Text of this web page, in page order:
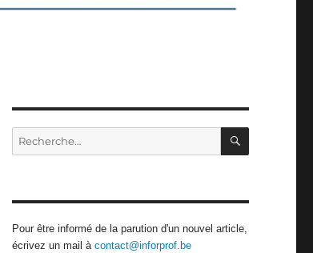
Recherche
pour
Pour être informé de la parution d'un nouvel article,
écrivez un mail à contact@inforprof.be